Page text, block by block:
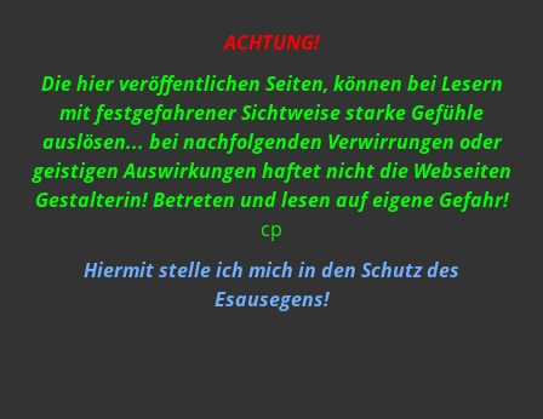
ACHTUNG!
Die hier veröffentlichen Seiten, können bei Lesern
mit festgefahrener Sichtweise starke Gefühle
auslösen... bei nachfolgenden Verwirrungen oder
geistigen Auswirkungen haftet nicht die Webseiten
Gestalterin! Betreten und lesen auf eigene Gefahr!
cp
Hiermit stelle ich mich in den Schutz des
Esausegens!